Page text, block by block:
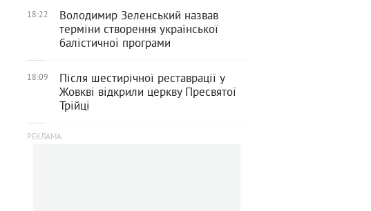
18:22
Володимир Зеленський назвав
терміни створення української
балістичної програми
18:09
Після шестирічної реставрації у
Жовкві відкрили церкву Пресвятої
Трійці